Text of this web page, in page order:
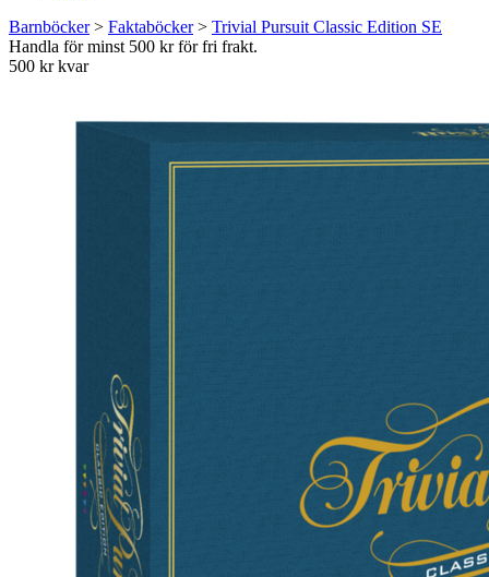
Barnböcker> Faktaböcker> Trivial Pursuit Classic Edition SE
Handla för minst 500 kr för fri frakt.
500 kr kvar